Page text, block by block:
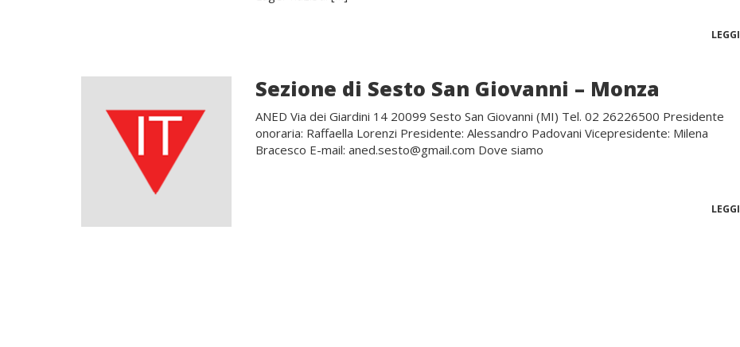
LEGGI
Sezione di Sesto San Giovanni – Monza
ANED Via dei Giardini 14 20099 Sesto San Giovanni (MI) Tel. 02 26226500 Presidente
onoraria: Raffaella Lorenzi Presidente: Alessandro Padovani Vicepresidente: Milena
Bracesco E-mail: aned.sesto@gmail.com Dove siamo
LEGGI